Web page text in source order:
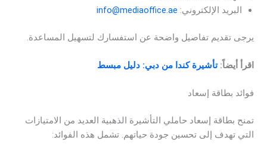
البريد الإلكتروني: info@mediaoffice.ae
يرجى تقديم تفاصيل واضحة عن استفسارك لتسهيل المساعدة.
اقرأ أيضاً:تأشيرة كندا من دبي: دليل مبسط
فوائد بطاقة إسعاد
تمنح بطاقة إسعاد حاملي التأشيرة الذهبية العديد من الامتيازات
التي تهدف إلى تحسين جودة حياتهم. تشمل هذه الفوائد: